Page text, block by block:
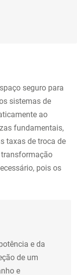
seguro para
sistemas de
ao
fundamentais,
taxas de troca de
transformação
pois os
e da
de um
e